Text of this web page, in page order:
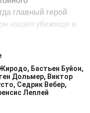
главный герой
нашел убежище и
он пытался найти
настолько
назначили за
При
о способе
Бастьен Буйон,
Дольмер, Виктор
Седрик Вебер,
Леплей